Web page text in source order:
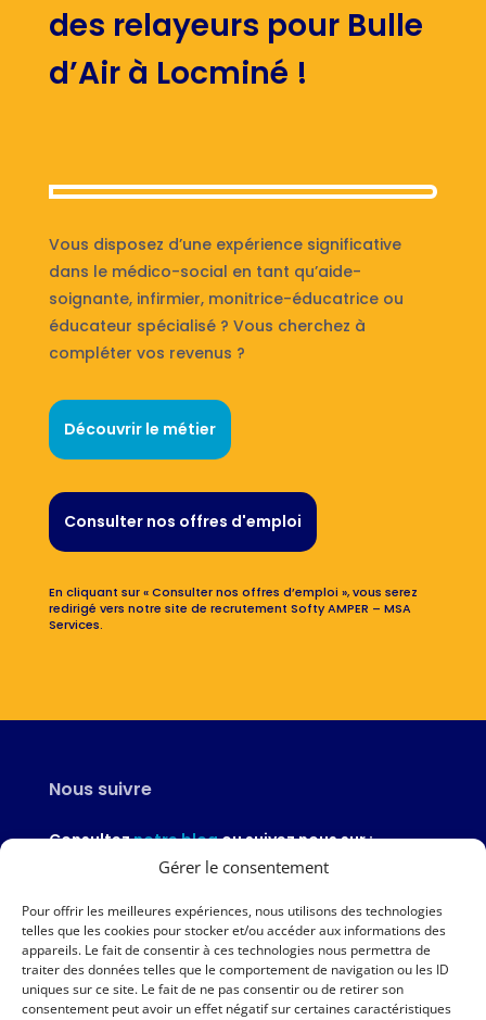
Gérer le consentement
Pour offrir les meilleures expériences, nous utilisons des technologies
telles que les cookies pour stocker et/ou accéder aux informations des
appareils. Le fait de consentir à ces technologies nous permettra de
traiter des données telles que le comportement de navigation ou les ID
uniques sur ce site. Le fait de ne pas consentir ou de retirer son
consentement peut avoir un effet négatif sur certaines caractéristiques
des relayeurs pour Bulle
d’Air à Locminé !
Vous disposez d’une expérience significative
dans le médico-social en tant qu’aide-
soignante, infirmier, monitrice-éducatrice ou
éducateur spécialisé ? Vous cherchez à
compléter vos revenus ?
Découvrir le métier
Consulter nos offres d'emploi
En cliquant sur « Consulter nos offres d’emploi », vous serez
redirigé vers notre site de recrutement Softy AMPER – MSA
Services.
Nous suivre
Consulteznotre blogou suivez nous sur :
Nous contacter